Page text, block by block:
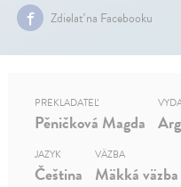
Zdielať na Facebooku
PREKLADATEĽ
Pěničková Magda
JAZYK
Čeština
VÄZBA
Mäkká